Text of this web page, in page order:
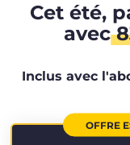
Cet été,
avec
Inclus avec
OFFRE